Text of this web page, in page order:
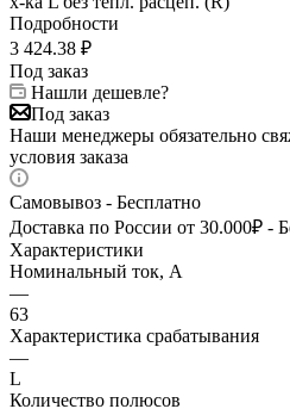
Подробности
3 424.38 ₽
Под заказ
Нашли дешевле?
Под заказ
Наши менеджеры обязательно
условия заказа
Самовывоз - Бесплатно
Доставка по России от 30.000₽ -
Характеристики
Номинальный ток, А
—
63
Характеристика срабатывания
—
L
Количество полюсов